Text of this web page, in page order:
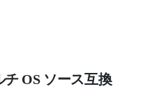
チ OS ソース互換